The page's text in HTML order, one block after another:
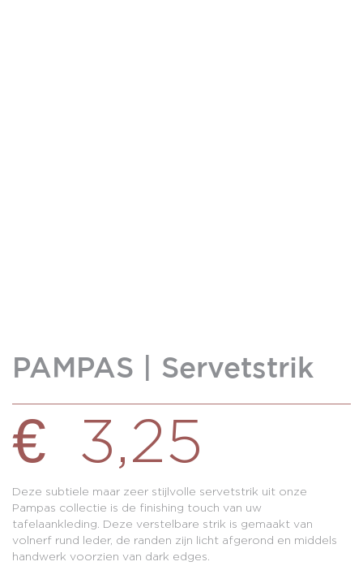
PAMPAS | Servetstrik
€ 3,25
Deze subtiele maar zeer stijlvolle servetstrik uit onze
Pampas collectie is de finishing touch van uw
tafelaankleding. Deze verstelbare strik is gemaakt van
volnerf rund leder, de randen zijn licht afgerond en middels
handwerk voorzien van dark edges.